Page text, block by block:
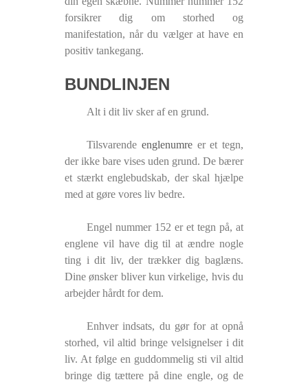
forsikrer dig om storhed og
manifestation, når du vælger at have en
positiv tankegang.
BUNDLINJEN
Alt i dit liv sker af en grund.
Tilsvarende englenumreer et tegn,
der ikke bare vises uden grund. De bærer
et stærkt englebudskab, der skal hjælpe
med at gøre vores liv bedre.
Engel nummer 152 er et tegn på, at
englene vil have dig til at ændre nogle
ting i dit liv, der trækker dig baglæns.
Dine ønsker bliver kun virkelige, hvis du
arbejder hårdt for dem.
Enhver indsats, du gør for at opnå
storhed, vil altid bringe velsignelser i dit
liv. At følge en guddommelig sti vil altid
bringe dig tættere på dine engle, og de